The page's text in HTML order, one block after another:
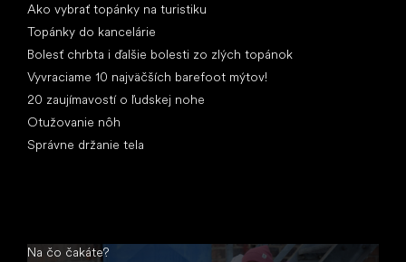
Ako vybrať topánky na turistiku
Topánky do kancelárie
Bolesť chrbta i ďalšie bolesti zo zlých topánok
Vyvraciame 10 najväčších barefoot mýtov!
20 zaujímavostí o ľudskej nohe
Otužovanie nôh
Správne držanie tela
Na čo čakáte?